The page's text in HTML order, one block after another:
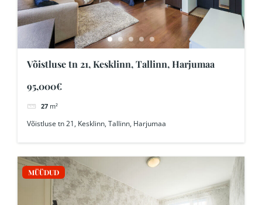
Võistluse tn 21, Kesklinn, Tallinn, Harjumaa
95,000€
27 m²
Võistluse tn 21, Kesklinn, Tallinn, Harjumaa
MÜÜDUD